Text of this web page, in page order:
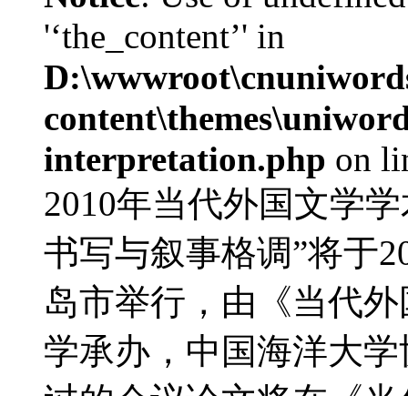
'‘the_content’' in
interpretation.php on
2010年当代外国文学
书写与叙事格调”将于
岛市举行，由《当代
学承办，中国海洋大